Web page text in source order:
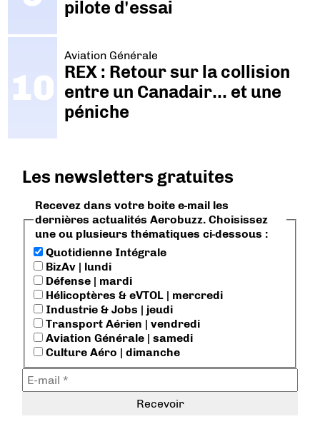
pilote d'essai
Aviation Générale
REX : Retour sur la collision
entre un Canadair… et une
péniche
Les newsletters gratuites
Recevez dans votre boite e-mail les
dernières actualités Aerobuzz. Choisissez
une ou plusieurs thématiques ci-dessous :
Quotidienne Intégrale
BizAv | lundi
Défense | mardi
Hélicoptères & eVTOL | mercredi
Industrie & Jobs | jeudi
Transport Aérien | vendredi
Aviation Générale | samedi
Culture Aéro | dimanche